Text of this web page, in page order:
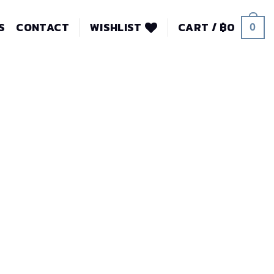
CONTACT WISHLIST CART / ฿0 0